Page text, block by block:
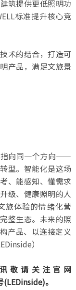
筑提供更低照明功
标准提升核心竞
术的结合，打造可
产品，满足文旅景
指向同一个方向——
型。智能化是这场
、能感知、懂需求
级、健康照明的人
旅体验的情绪化营
整生态。未来的照
产品、以连接定义
）
敬请关注官网
。